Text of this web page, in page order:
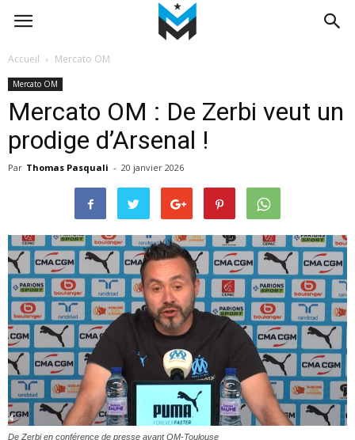
Accueil Mercato OM
Mercato OM
Mercato OM : De Zerbi veut un
prodige d’Arsenal !
Par Thomas Pasquali - 20 janvier 2026
De Zerbi en conférence de presse avant OM-Toulouse